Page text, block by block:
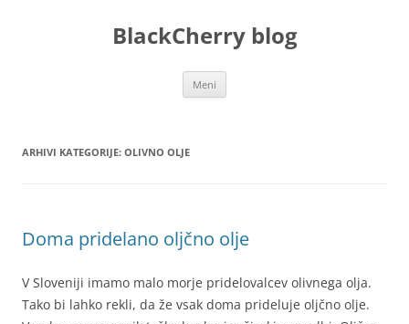
BlackCherry blog
Meni
ARHIVI KATEGORIJE: OLIVNO OLJE
Doma pridelano oljčno olje
V Sloveniji imamo malo morje pridelovalcev olivnega olja.
Tako bi lahko rekli, da že vsak doma prideluje oljčno olje.